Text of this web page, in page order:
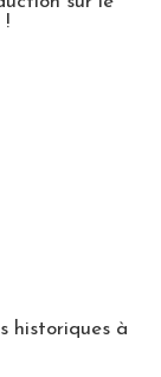
!
historiques à